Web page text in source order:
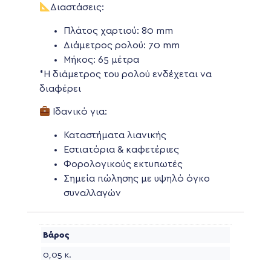
Διαστάσεις:
Πλάτος χαρτιού: 80 mm
Διάμετρος ρολού: 70 mm
Μήκος: 65 μέτρα
*Η διάμετρος του ρολού ενδέχεται να
διαφέρει
Ιδανικό για:
Καταστήματα λιανικής
Εστιατόρια & καφετέριες
Φορολογικούς εκτυπωτές
Σημεία πώλησης με υψηλό όγκο
συναλλαγών
Βάρος
0,05 κ.